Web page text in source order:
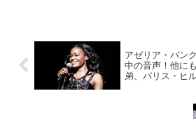
アゼリア・バン
中の音声！他に
弟、パリス・ヒ